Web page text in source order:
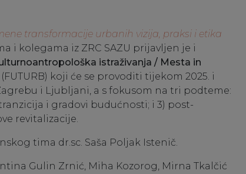
transformacije urbanih vizija, praksi i etika
i kolegama iz ZRC SAZU prijavljen je i
istraživanja / Mesta in
(FUTURB) koji će se provoditi tijekom 2025. i
i Ljubljani, a s fokusom na tri podteme:
i gradovi budućnosti; i 3) post-
revitalizacije.
tima dr.sc. Saša Poljak Istenič.
Gulin Zrnić, Miha Kozorog, Mirna Tkalčić